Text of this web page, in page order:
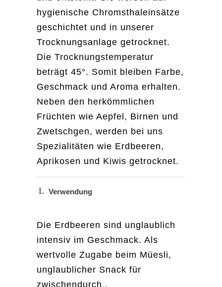
hygienische Chromsthaleinsätze
geschichtet und in unserer
Trocknungsanlage getrocknet.
Die Trocknungstemperatur
beträgt 45°. Somit bleiben Farbe,
Geschmack und Aroma erhalten.
Neben den herkömmlichen
Früchten wie Aepfel, Birnen und
Zwetschgen, werden bei uns
Spezialitäten wie Erdbeeren,
Aprikosen und Kiwis getrocknet.
Verwendung
Die Erdbeeren sind unglaublich
intensiv im Geschmack. Als
wertvolle Zugabe beim Müesli,
unglaublicher Snack für
zwischendurch..